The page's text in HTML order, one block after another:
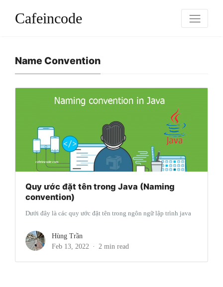
Cafeincode
Name Convention
Quy ước đặt tên trong Java (Naming
convention)
Dưới đây là các quy ước đặt tên trong ngôn ngữ lập trình java
Hùng Trần
Feb 13, 2022
2 min read